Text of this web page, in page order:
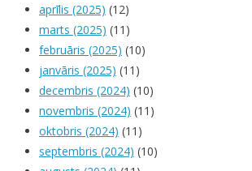
aprīlis (2025) (12)
marts (2025) (11)
februāris (2025) (10)
janvāris (2025) (11)
decembris (2024) (10)
novembris (2024) (11)
oktobris (2024) (11)
septembris (2024) (10)